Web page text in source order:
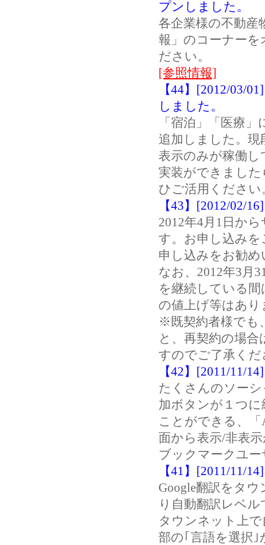
プンしました。
各企業様の不動産
報」のコーナー
ださい。
[参照情報]
【44】[2012/03/
しました。
「宿泊」「医療
追加しました。
表示のみが稼働し
実装ができまし
ひご活用ください
【43】[2012/02/
2012年4月1日か
す。お申し込みを
申し込みをお勧
なお、2012年3月
を継続している
の値上げ等はあり
※既契約者様でも
と、再契約の場
すのでご了承くだ
【42】[2011/11/
たくさんのソー
加ボタンが１つに
ことができる、
面から表示/非表
ブックマークユ
【41】[2011/11/
Google翻訳をタ
り自動翻訳レベ
タウンネット上
部の｢言語を選択